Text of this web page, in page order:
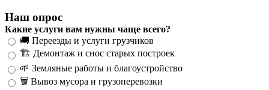
Наш опрос
Какие услуги вам нужны чаще всего?
🚚 Переезды и услуги грузчиков
🏗️ Демонтаж и снос старых построек
🌱 Земляные работы и благоустройство
🗑️ Вывоз мусора и грузоперевозки